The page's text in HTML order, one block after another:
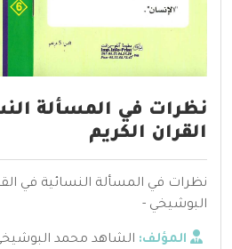
نظرات في المسألة
القران الكريم
نظرات في المسألة النسائية في
البوشيخي -
المؤلف: الشاهد محمد